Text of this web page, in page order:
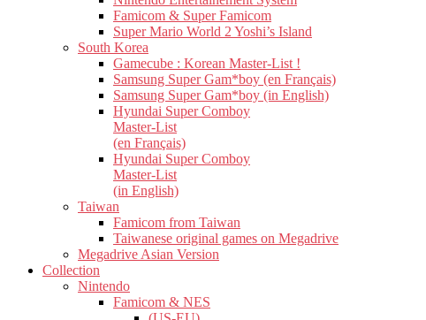
Famicom & Super Famicom
Super Mario World 2 Yoshi’s Island
South Korea
Gamecube : Korean Master-List !
Samsung Super Gam*boy (en Français)
Samsung Super Gam*boy (in English)
Hyundai Super Comboy
Master-List
(en Français)
Hyundai Super Comboy
Master-List
(in English)
Taiwan
Famicom from Taiwan
Taiwanese original games on Megadrive
Megadrive Asian Version
Collection
Nintendo
Famicom & NES